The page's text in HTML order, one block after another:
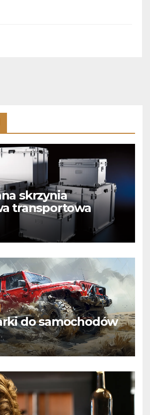
skrzynia
transportowa
do samochodów